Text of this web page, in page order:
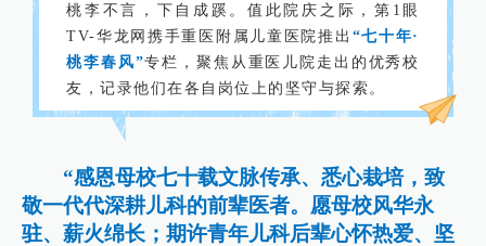
桃李不言，下自成蹊。值此院庆之际，第1眼
TV-华龙网携手重医附属儿童医院推出 “七十年·
桃李春风”专栏，聚焦从重医儿院走出的优秀校
友，记录他们在各自岗位上的坚守与探索。
“感恩母校七十载文脉传承、悉心栽培，致
敬一代代深耕儿科的前辈医者。愿母校风华永
驻、薪火绵长；期许青年儿科后辈心怀热爱、坚